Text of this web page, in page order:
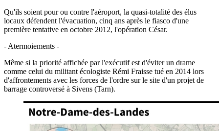
Qu'ils soient pour ou contre l'aéroport, la quasi-totalité des élus
locaux défendent l'évacuation, cinq ans après le fiasco d'une
première tentative en octobre 2012, l'opération César.
- Atermoiements -
Même si la priorité affichée par l'exécutif est d'éviter un drame
comme celui du militant écologiste Rémi Fraisse tué en 2014 lors
d'affrontements avec les forces de l'ordre sur le site d'un projet de
barrage controversé à Sivens (Tarn).